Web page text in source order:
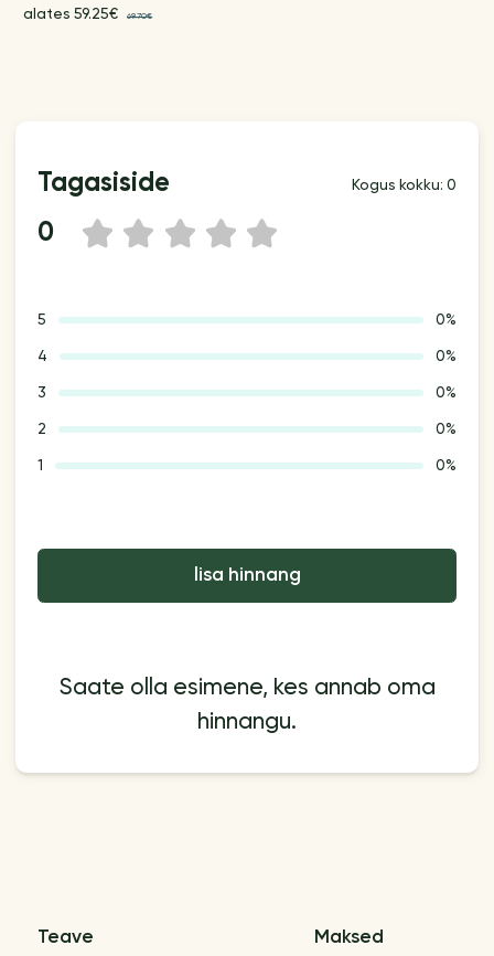
alates 59.25€ 69.70€
Tagasiside Kogus kokku: 0
0 5
4
3
2
1
5 0%
4 0%
3 0%
2 0%
1 0%
lisa hinnang
Saate olla esimene, kes annab oma
hinnangu.
Teave Maksed